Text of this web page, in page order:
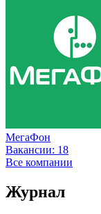
МегаФон
Вакансии: 18
Все компании
Журнал